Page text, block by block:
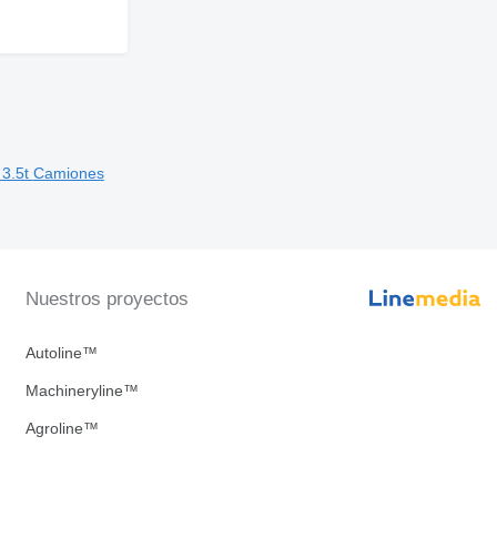
Camiones
Nuestros proyectos
Autoline™
Machineryline™
Agroline™